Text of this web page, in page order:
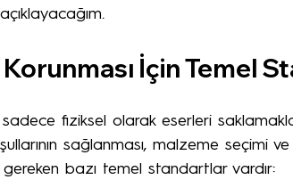
İçin Temel
sadece fiziksel olarak eserleri saklamakla
sağlanması, malzeme seçimi
bazı temel standartlar vardır: